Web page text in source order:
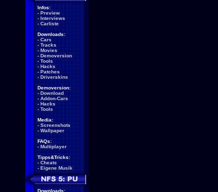
Infos:
- Preview
- Interviews
- Carliste
Downloads:
- Cars
- Tracks
- Movies
- Demoversion
- Tools
- Hacks
- Patches
- Driverskins
Demoversion:
- Download
- Addon-Cars
- Hacks
- Tools
Media:
- Screenshots
- Wallpaper
FAQs:
- Multiplayer
Tipps&Tricks:
- Cheats
- Eigene Musik
Downloads: